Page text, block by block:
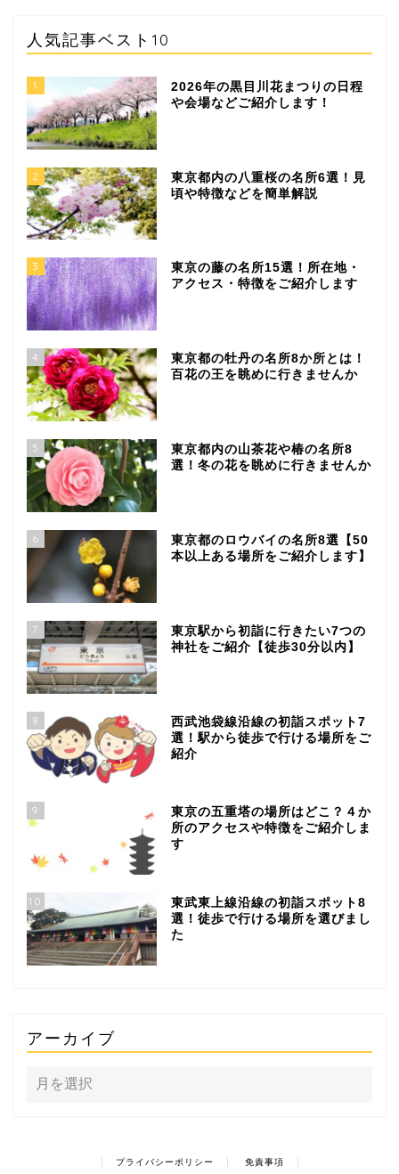
人気記事ベスト10
1
2026年の黒目川花まつりの日程
や会場などご紹介します！
2
東京都内の八重桜の名所6選！見
頃や特徴などを簡単解説
3
東京の藤の名所15選！所在地・
アクセス・特徴をご紹介します
4
東京都の牡丹の名所8か所とは！
百花の王を眺めに行きませんか
5
東京都内の山茶花や椿の名所8
選！冬の花を眺めに行きませんか
6
東京都のロウバイの名所8選【50
本以上ある場所をご紹介します】
7
東京駅から初詣に行きたい7つの
神社をご紹介【徒歩30分以内】
8
西武池袋線沿線の初詣スポット7
選！駅から徒歩で行ける場所をご
紹介
9
東京の五重塔の場所はどこ？４か
所のアクセスや特徴をご紹介しま
す
10
東武東上線沿線の初詣スポット8
選！徒歩で行ける場所を選びまし
た
アーカイブ
プライバシーポリシー 免責事項